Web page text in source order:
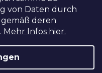
von Daten durch
deren
Mehr Infos hier.
Alle Rechte vorbehalten.
ändern